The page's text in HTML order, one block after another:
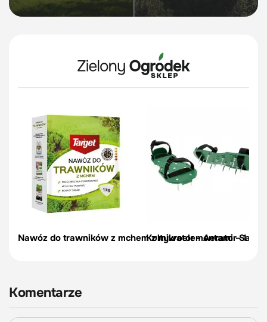
Nawóz do trawników z mchem z mikroelementami – 1 kg |
Kultywator - Aerator
Komentarze